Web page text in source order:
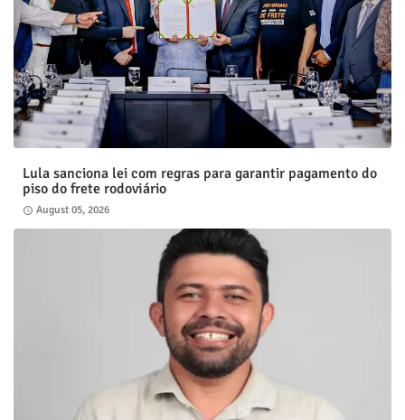
Lula sanciona lei com regras para garantir pagamento do
piso do frete rodoviário
August 05, 2026